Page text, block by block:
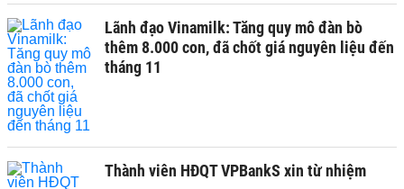
Lãnh đạo Vinamilk: Tăng quy mô đàn bò
thêm 8.000 con, đã chốt giá nguyên liệu đến
tháng 11
Thành viên HĐQT VPBankS xin từ nhiệm